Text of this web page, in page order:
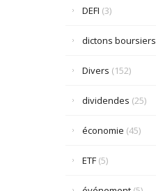
DEFI (3)
dictons boursiers
Divers (152)
dividendes (25)
économie (45)
ETF(5)